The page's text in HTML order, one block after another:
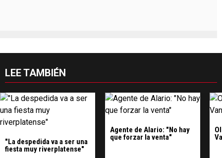
LEE TAMBIÉN
"La despedida va a ser una
fiesta muy riverplatense"
Agente de Alario: "No hay
que forzar la venta"